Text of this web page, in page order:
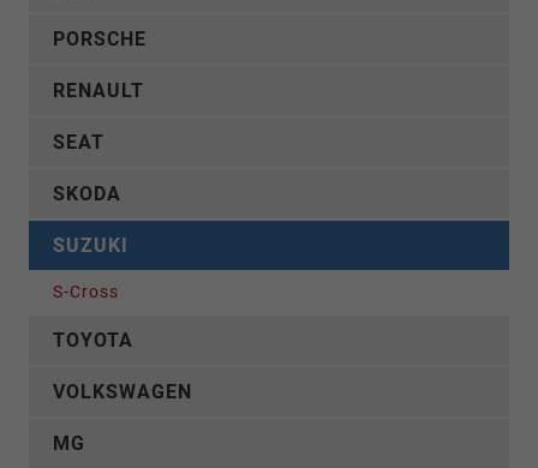
PORSCHE
RENAULT
SEAT
SKODA
SUZUKI
S-Cross
TOYOTA
VOLKSWAGEN
MG